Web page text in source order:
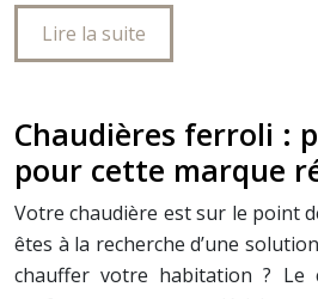
Lire la suite
Chaudières ferroli :
pour cette marque
Votre chaudière est sur le point
êtes à la recherche d’une
chauffer votre habitation ? Le